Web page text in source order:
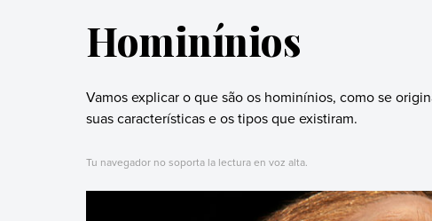
Hominínios
Vamos explicar o que são os hominínios, como se
suas características e os tipos que existiram.
Tu navegador no soporta la lectura en voz alta.